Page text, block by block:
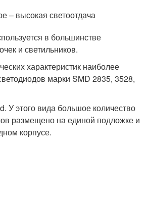
– высокая светоотдача
в большинстве
и светильников.
характеристик наиболее
марки SMD 2835, 3528,
У этого вида большое количество
размещено на единой подложке и
корпусе.